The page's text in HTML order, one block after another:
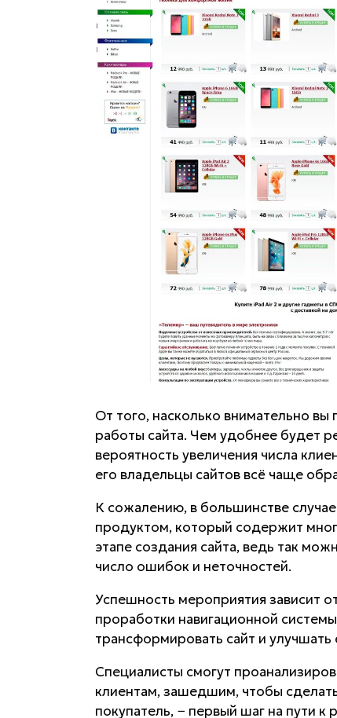
От того, насколько внимательно
работы сайта. Чем удобнее будет
вероятность увеличения числа
его владельцы сайтов всё чаще
К сожалению, в большинстве
продуктом, который содержит
этапе создания сайта, ведь так
число ошибок и неточностей.
Успешность мероприятия зависит
проработки навигационной
трансформировать сайт и
Специалисты смогут
клиентам, зашедшим, чтобы
покупатель, − первый шаг на пути к